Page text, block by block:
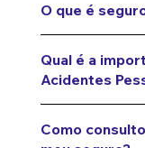
O que é
Qual é a
Acidentes
Como